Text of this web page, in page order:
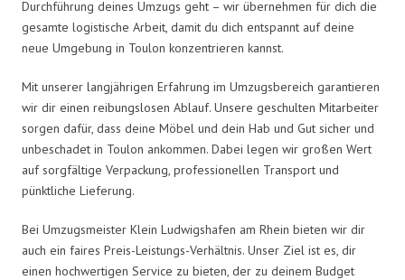
Durchführung deines Umzugs geht – wir übernehmen für dich die
gesamte logistische Arbeit, damit du dich entspannt auf deine
neue Umgebung in Toulon konzentrieren kannst.
Mit unserer langjährigen Erfahrung im Umzugsbereich garantieren
wir dir einen reibungslosen Ablauf. Unsere geschulten Mitarbeiter
sorgen dafür, dass deine Möbel und dein Hab und Gut sicher und
unbeschadet in Toulon ankommen. Dabei legen wir großen Wert
auf sorgfältige Verpackung, professionellen Transport und
pünktliche Lieferung.
Bei Umzugsmeister Klein Ludwigshafen am Rhein bieten wir dir
auch ein faires Preis-Leistungs-Verhältnis. Unser Ziel ist es, dir
einen hochwertigen Service zu bieten, der zu deinem Budget